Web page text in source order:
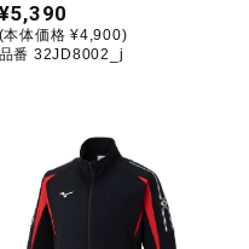
¥5,390
(本体価格 ¥4,900)
品番 32JD8002_j